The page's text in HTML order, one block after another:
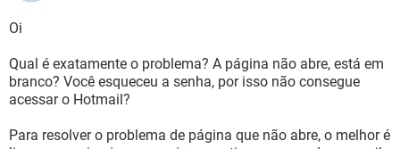
Oi
Qual é exatamente o problema? A página não abre, está em
branco? Você esqueceu a senha, por isso não consegue
acessar o Hotmail?
Para resolver o problema de página que não abre, o melhor é